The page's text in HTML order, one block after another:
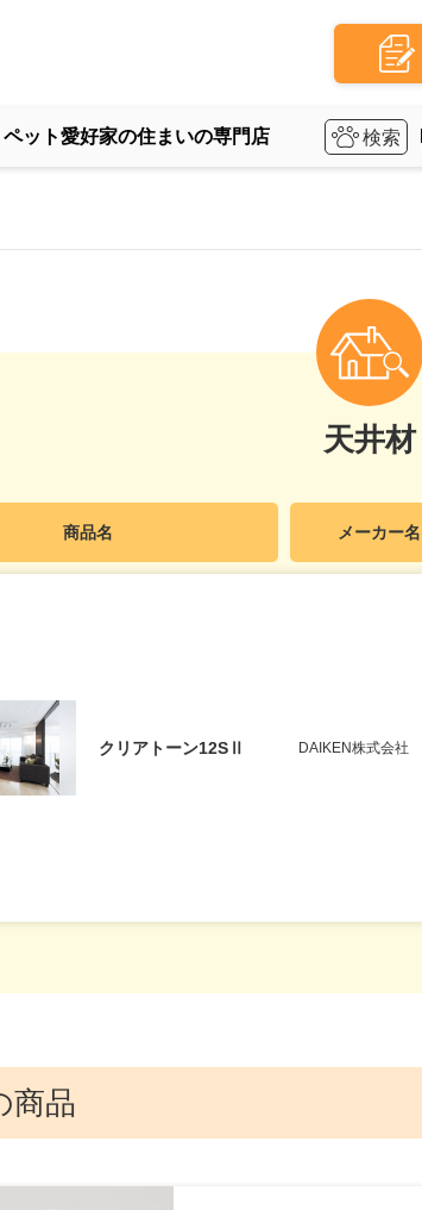
ペット愛好家の住まいの専門店
天井材
商品名 メーカー名
クリアトーン12SⅡ DAIKEN株式会社
商品